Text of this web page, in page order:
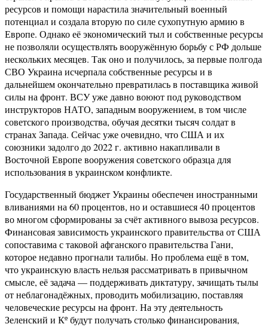
ресурсов и помощи нарастила значительный военный
потенциал и создала вторую по силе сухопутную армию в
Европе. Однако её экономический тыл и собственные ресурсы
не позволяли осуществлять вооружённую борьбу с РФ дольше
нескольких месяцев. Так оно и получилось, за первые полгода
СВО Украина исчерпала собственные ресурсы и в
дальнейшем окончательно превратилась в поставщика живой
силы на фронт. ВСУ уже давно воюют под руководством
инструкторов НАТО, западным вооружением, в том числе
советского производства, обучая десятки тысяч солдат в
странах Запада. Сейчас уже очевидно, что США и их
союзники задолго до 2022 г. активно накапливали в
Восточной Европе вооружения советского образца для
использования в украинском конфликте.
Государственный бюджет Украины обеспечен иностранными
вливаниями на 60 процентов, но и оставшиеся 40 процентов
во многом сформированы за счёт активного вывоза ресурсов.
Финансовая зависимость украинского правительства от США
сопоставима с таковой афганского правительства Гани,
которое недавно прогнали талибы. Но проблема ещё в том,
что украинскую власть нельзя рассматривать в привычном
смысле, её задача — поддерживать диктатуру, зачищать тылы
от неблагонадёжных, проводить мобилизацию, поставляя
человеческие ресурсы на фронт. На эту деятельность
Зеленский и Кº будут получать столько финансирования,